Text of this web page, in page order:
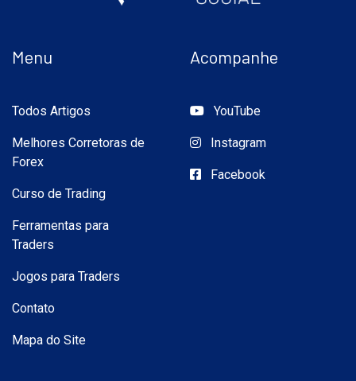
Menu
Todos Artigos
Melhores Corretoras de
Forex
Curso de Trading
Ferramentas para
Traders
Jogos para Traders
Contato
Mapa do Site
Acompanhe
YouTube
Instagram
Facebook